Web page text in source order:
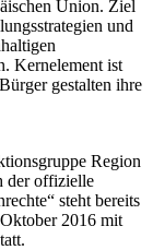
Union. Ziel
und
Kernelement ist
gestalten ihre
Region
der offizielle
steht bereits
2016 mit